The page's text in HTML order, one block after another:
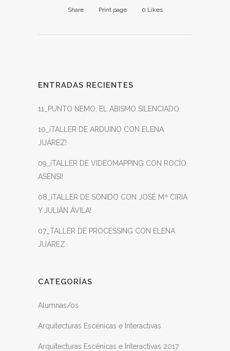
Share Print page 0 Likes
ENTRADAS RECIENTES
11_PUNTO NEMO, EL ABISMO SILENCIADO
10_¡TALLER DE ARDUINO CON ELENA
JUÁREZ!
09_¡TALLER DE VIDEOMAPPING CON ROCÍO
ASENSI!
08_¡TALLER DE SONIDO CON JOSÉ Mª CIRIA
Y JULIÁN ÁVILA!
07_TALLER DE PROCESSING CON ELENA
JUÁREZ
CATEGORÍAS
Alumnas/os
Arquitecturas Escénicas e Interactivas
Arquitecturas Escénicas e Interactivas 2017